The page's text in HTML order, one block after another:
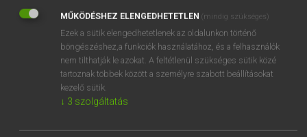
EGYÉNI FELHASZNÁLÓKNAK
TANULÓKNAK
OKTATÁSI INTÉZMÉNYEKNEK
VÁLLALATI MEGOLDÁSOK
RÓLUNK
MŰKÖDÉSHEZ ELENGEDHETETLEN (mindig szükséges)
Ezek a sütik elengedhetetlenek az oldalunkon történő
böngészéshez,a funkciók használatához, és a felhasználók
nem tilthatják le azokat. A feltétlenül szükséges sütik közé
tartoznak többek között a személyre szabott beállításokat
kezelő sütik.
↓ 3 szolgáltatás